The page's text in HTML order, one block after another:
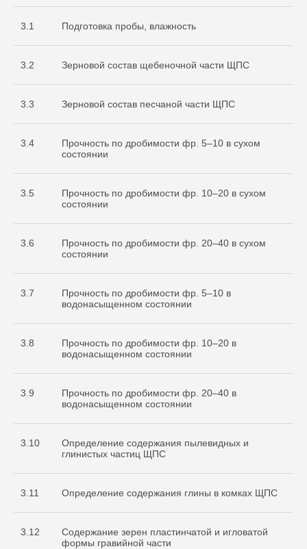
3.1 Подготовка пробы, влажность
3.2 Зерновой состав щебеночной части ЩПС
3.3 Зерновой состав песчаной части ЩПС
3.4
Прочность по дробимости фр. 5–10 в сухом
состоянии
3.5
Прочность по дробимости фр. 10–20 в сухом
состоянии
3.6
Прочность по дробимости фр. 20–40 в сухом
состоянии
3.7
Прочность по дробимости фр. 5–10 в
водонасыщенном состоянии
3.8
Прочность по дробимости фр. 10–20 в
водонасыщенном состоянии
3.9
Прочность по дробимости фр. 20–40 в
водонасыщенном состоянии
3.10
Определение содержания пылевидных и
глинистых частиц ЩПС
3.11 Определение содержания глины в комках ЩПС
3.12
Содержание зерен пластинчатой и игловатой
формы гравийной части